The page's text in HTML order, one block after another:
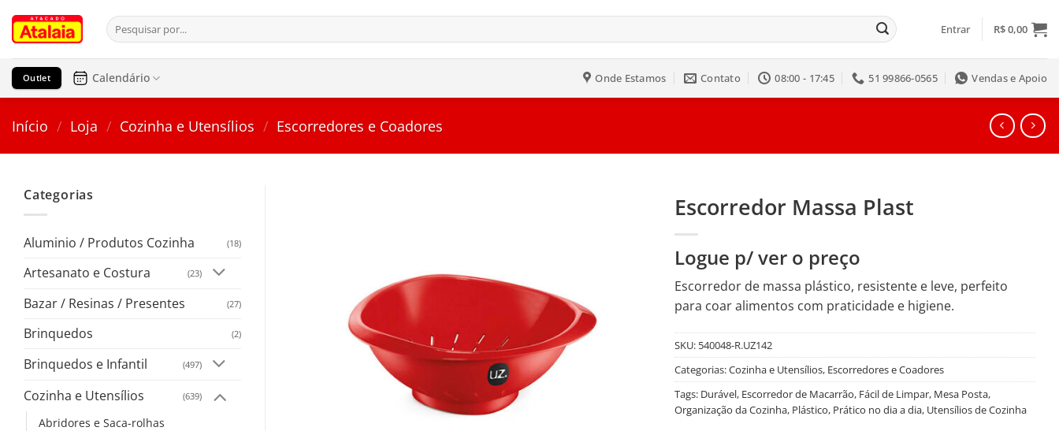
para
conteúdo
Pesquisar
por:
Entrar R$0,00
Outlet Calendário Onde Estamos Contato 08:00 - 17:45 51 99866-0565 Vendas e Apoio
Início / Loja / Cozinha e Utensílios / Escorredores e Coadores
Categorias
Aluminio / Produtos Cozinha (18)
Artesanato e Costura (23)
Bazar / Resinas / Presentes (27)
Brinquedos (2)
Brinquedos e Infantil (497)
Cozinha e Utensílios (639)
Abridores e Saca-rolhas
Escorredor Massa Plast
Logue p/ ver o preço
Escorredor de massa plástico, resistente e leve, perfeito
para coar alimentos com praticidade e higiene.
SKU: 540048-R.UZ142
Categorias:Cozinha e Utensílios, Escorredores e Coadores
Tags: Durável, Escorredor de Macarrão, Fácil de Limpar, Mesa Posta,
Organização da Cozinha, Plástico, Prático no dia a dia, Utensílios de Cozinha